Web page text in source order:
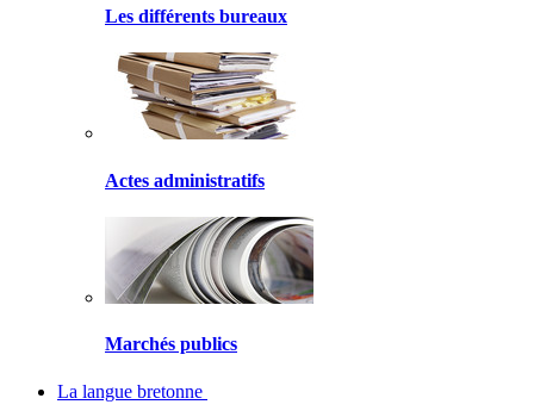
Les différents bureaux
Actes administratifs
Marchés publics
La langue bretonne